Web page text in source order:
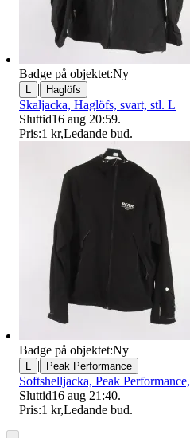
Badge på objektet:Ny
| Haglöfs
Skaljacka, Haglöfs, svart, stl. L
Sluttid16 aug 20:59.
Pris:1 kr,Ledande bud.
Badge på objektet:Ny
| Peak Performance
Softshelljacka, Peak
Sluttid16 aug 21:40.
Pris:1 kr,Ledande bud.